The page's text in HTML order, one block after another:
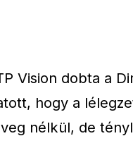
Vision dobta a
hogy a
nélkül, de